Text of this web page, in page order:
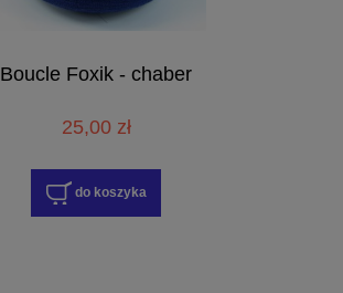
Boucle Foxik - chaber
25,00 zł
do koszyka